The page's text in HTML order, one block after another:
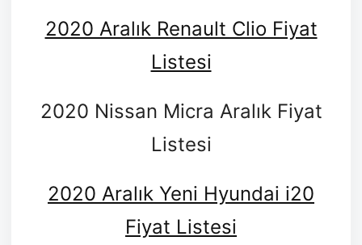
2020 Aralık Renault Clio Fiyat
Listesi
2020 Nissan Micra Aralık Fiyat
Listesi
2020 Aralık Yeni Hyundai i20
Fiyat Listesi